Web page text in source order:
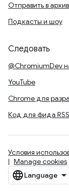
Отправить в архив
Подкасты и шоу
Следовать
@ChromiumDev
YouTube
Chrome для
Код для фида RSS
Условия
Manage cookies